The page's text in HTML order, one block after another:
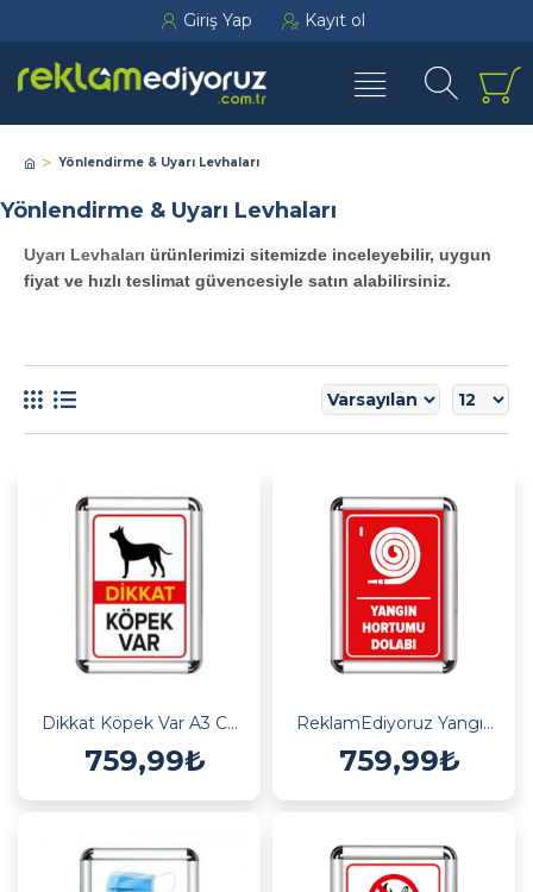
Giriş Yap Kayıt ol
Yönlendirme & Uyarı Levhaları
Yönlendirme & Uyarı Levhaları
Uyarı Levhaları ürünlerimizi sitemizde inceleyebilir, uygun
fiyat ve hızlı teslimat güvencesiyle satın alabilirsiniz.
Dikkat Köpek Var A3 Cerceveli Uyarı ve Yönlendirme Levhası
759,99₺
ReklamEdiyoruz Yangın Hortumu Dolabı A3 Cerceveli Uyarı ve Yönlendirme Levhası
759,99₺